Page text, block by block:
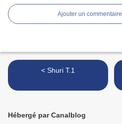
Ajouter un commentaire
< Shuri T.1
Hébergé par Canalblog